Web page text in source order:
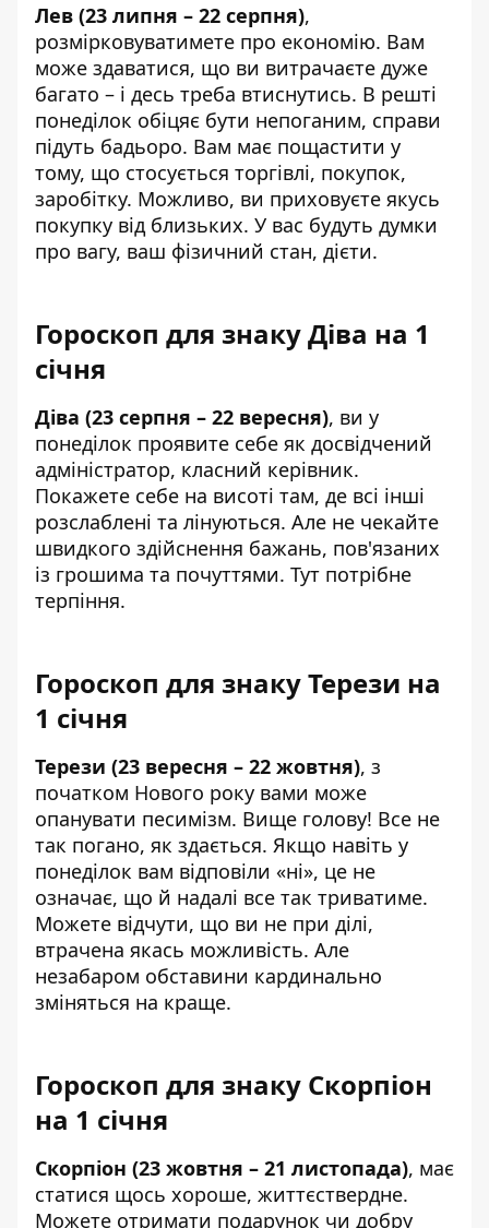
Лев (23 липня – 22 серпня),
розмірковуватимете про економію. Вам
може здаватися, що ви витрачаєте дуже
багато – і десь треба втиснутись. В решті
понеділок обіцяє бути непоганим, справи
підуть бадьоро. Вам має пощастити у
тому, що стосується торгівлі, покупок,
заробітку. Можливо, ви приховуєте якусь
покупку від близьких. У вас будуть думки
про вагу, ваш фізичний стан, дієти.
Гороскоп для знаку Діва на 1
січня
Діва (23 серпня – 22 вересня), ви у
понеділок проявите себе як досвідчений
адміністратор, класний керівник.
Покажете себе на висоті там, де всі інші
розслаблені та лінуються. Але не чекайте
швидкого здійснення бажань, пов'язаних
із грошима та почуттями. Тут потрібне
терпіння.
Гороскоп для знаку Терези на
1 січня
Терези (23 вересня – 22 жовтня), з
початком Нового року вами може
опанувати песимізм. Вище голову! Все не
так погано, як здається. Якщо навіть у
понеділок вам відповіли «ні», це не
означає, що й надалі все так триватиме.
Можете відчути, що ви не при ділі,
втрачена якась можливість. Але
незабаром обставини кардинально
зміняться на краще.
Гороскоп для знаку Скорпіон
на 1 січня
Скорпіон (23 жовтня – 21 листопада), має
статися щось хороше, життєствердне.
Можете отримати подарунок чи добру